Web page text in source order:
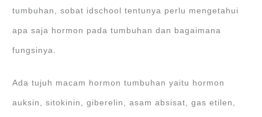
tumbuhan, sobat idschool tentunya perlu mengetahui
apa saja hormon pada tumbuhan dan bagaimana
fungsinya.
Ada tujuh macam hormon tumbuhan yaitu hormon
auksin, sitokinin, giberelin, asam absisat, gas etilen,